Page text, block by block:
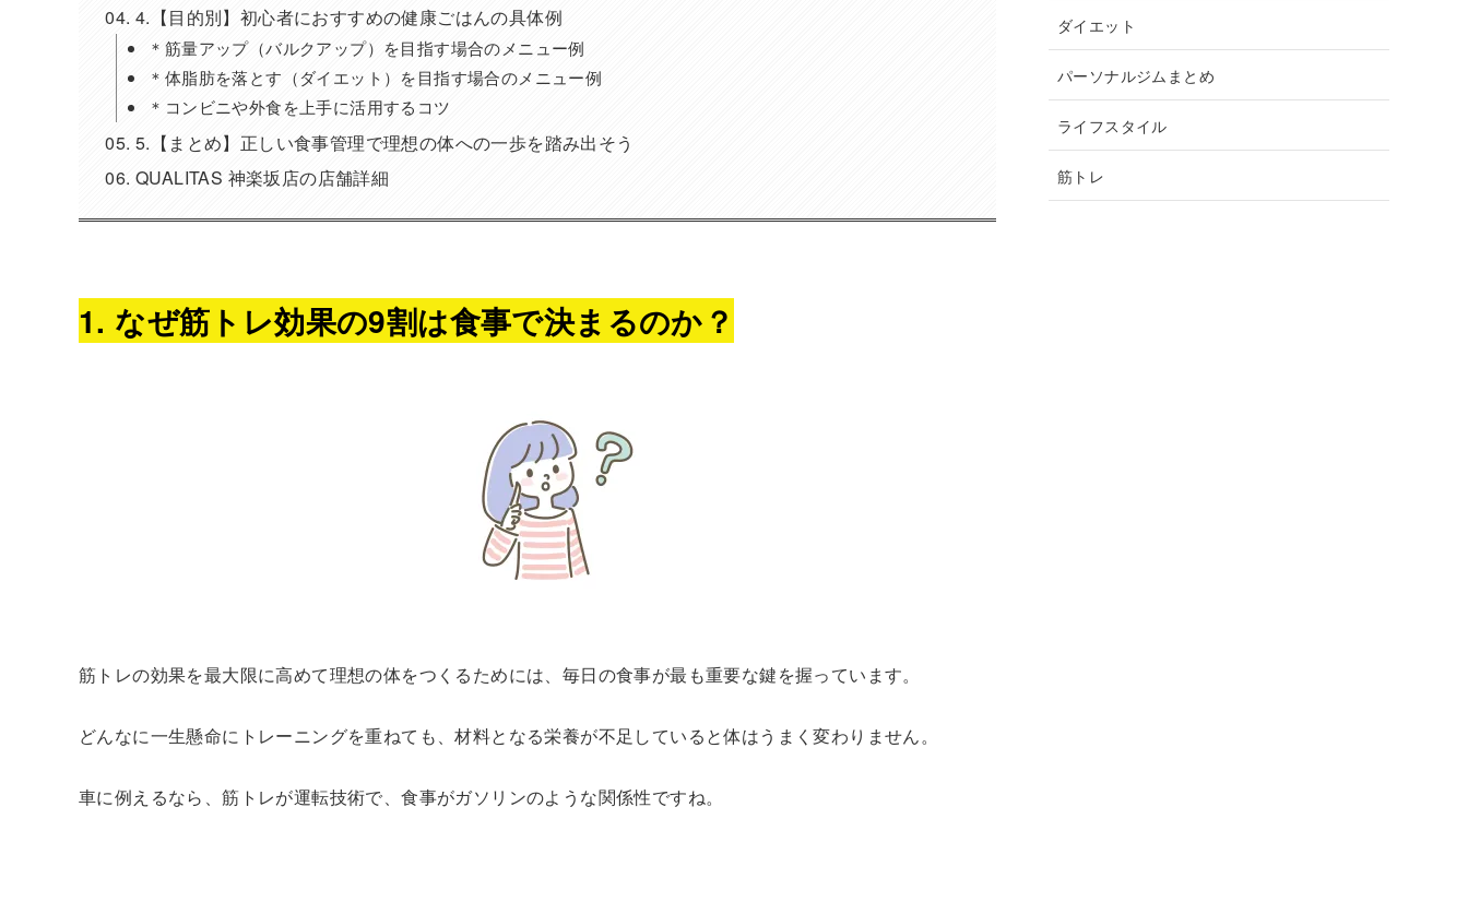
4.【目的別】初心者におすすめの健康ごはんの具体例
＊筋量アップ（バルクアップ）を目指す場合のメニュー例
＊体脂肪を落とす（ダイエット）を目指す場合のメニュー例
＊コンビニや外食を上手に活用するコツ
5.【まとめ】正しい食事管理で理想の体への一歩を踏み出そう
QUALITAS 神楽坂店の店舗詳細
1. なぜ筋トレ効果の9割は食事で決まるのか？
筋トレの効果を最大限に高めて理想の体をつくるためには、毎日の食事が最も重要な鍵を握っています。
どんなに一生懸命にトレーニングを重ねても、材料となる栄養が不足していると体はうまく変わりません。
車に例えるなら、筋トレが運転技術で、食事がガソリンのような関係性ですね。
ダイエット
パーソナルジムまとめ
ライフスタイル
筋トレ